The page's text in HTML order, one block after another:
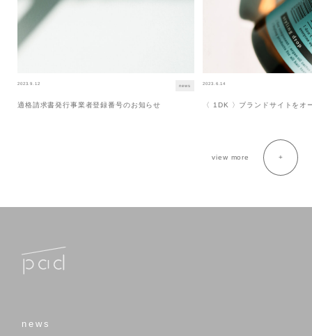
2023.9.12 news
適格請求書発行事業者登録番号のお知らせ
2023.6.14
〈 1DK 〉ブランドサイトをオ
view more
news